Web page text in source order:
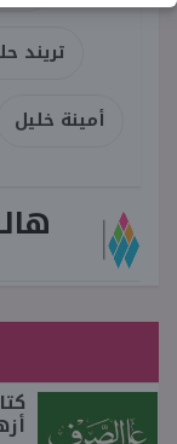
تريند
أمينة خليل